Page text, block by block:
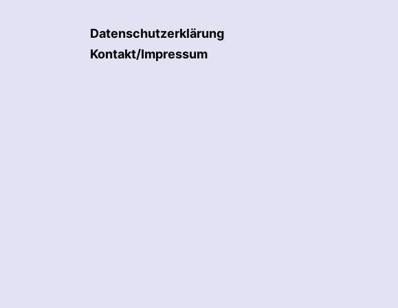
Datenschutzerklärung
Kontakt/Impressum